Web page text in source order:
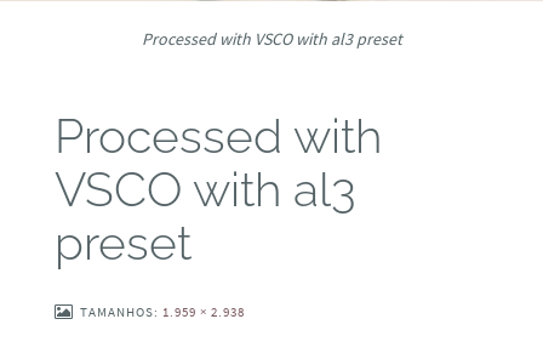
Processed with VSCO with al3 preset
Processed with
VSCO with al3
preset
TAMANHOS: 1.959 × 2.938